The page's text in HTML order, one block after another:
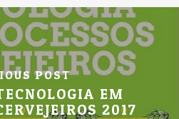
POST
EM
2017